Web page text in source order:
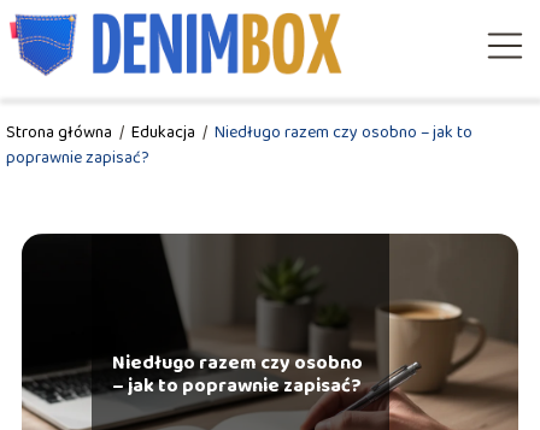
Strona główna / Edukacja / Niedługo razem czy osobno – jak to
poprawnie zapisać?
Niedługo razem czy osobno
– jak to poprawnie zapisać?